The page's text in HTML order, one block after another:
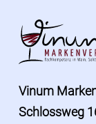
Vinum
Schlossweg